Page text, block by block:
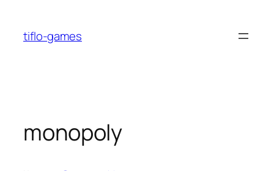
содержимому
tiflo-games
monopoly